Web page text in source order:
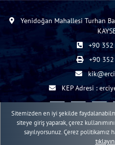
Yenidoğan Mahallesi Turhan
+90
+90
KEP Adresi :
2015 - 2026 © ERÜ Web
Erciyes Üniversitesi Bilgi İşlem
Sitemizden en iyi şekilde
siteye giriş yaparak, çerez
sayılıyorsunuz. Çerez politikamız